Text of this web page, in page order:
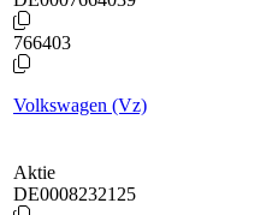
766403
Volkswagen (Vz)
Aktie
DE0008232125